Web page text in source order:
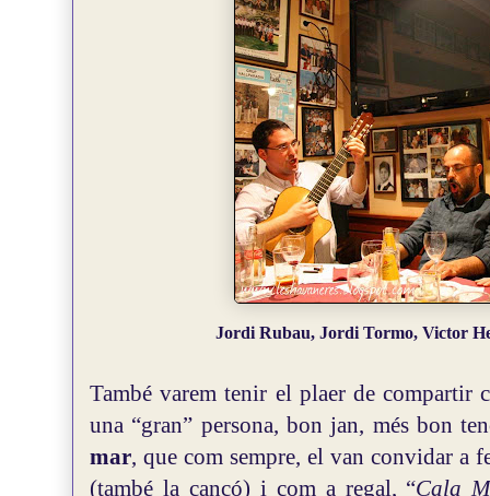
Jordi Rubau, Jordi Tormo, Victor
També varem tenir el plaer de compartir
una “gran” persona, bon jan, més bon
mar, que com sempre, el van convidar a
(també la cançó) i com a regal, “Cala